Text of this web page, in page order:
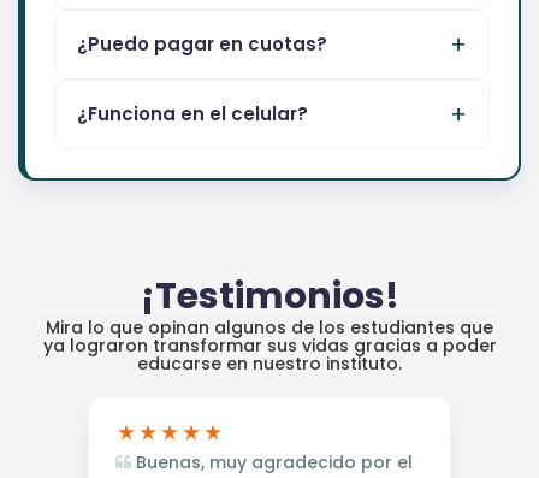
¿Puedo pagar en cuotas?
¿Funciona en el celular?
¡Testimonios!
Mira lo que opinan algunos de los estudiantes que
ya lograron transformar sus vidas gracias a poder
educarse en nuestro instituto.
Buenas, muy agradecido por el